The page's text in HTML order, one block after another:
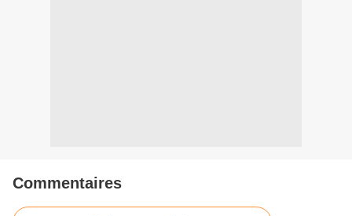
Commentaires